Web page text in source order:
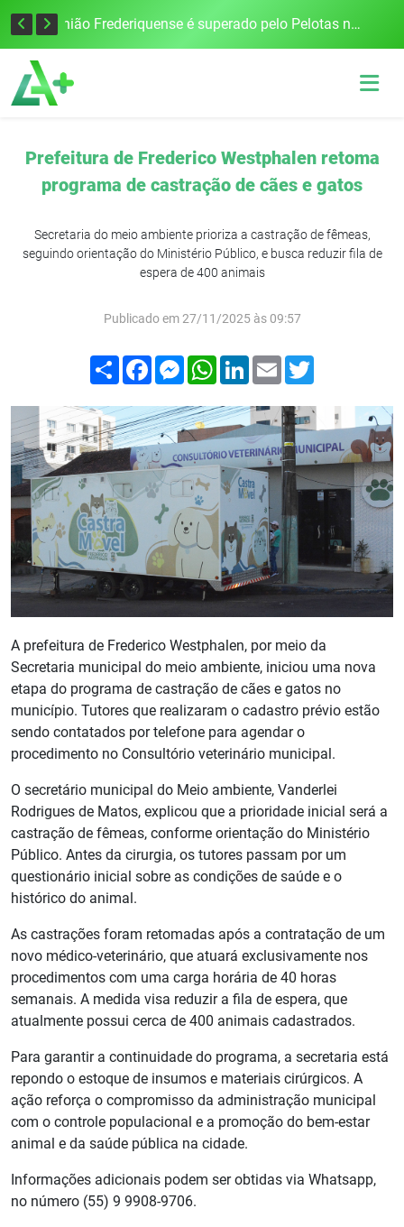
Governo Estadual e União homologam situação de emergência em Frederico Westphalen após vendaval União Frederiquense é superado pelo Pelotas na Boca do Lobo
Prefeitura de Frederico Westphalen retoma
programa de castração de cães e gatos
Secretaria do meio ambiente prioriza a castração de fêmeas,
seguindo orientação do Ministério Público, e busca reduzir fila de
espera de 400 animais
Publicado em 27/11/2025 às 09:57
Compartilhar
FacebookMessenger
WhatsApp
LinkedIn
Email
A prefeitura de Frederico Westphalen, por meio da
Secretaria municipal do meio ambiente, iniciou uma nova
etapa do programa de castração de cães e gatos no
município. Tutores que realizaram o cadastro prévio estão
sendo contatados por telefone para agendar o
procedimento no Consultório veterinário municipal.
O secretário municipal do Meio ambiente, Vanderlei
Rodrigues de Matos, explicou que a prioridade inicial será a
castração de fêmeas, conforme orientação do Ministério
Público. Antes da cirurgia, os tutores passam por um
questionário inicial sobre as condições de saúde e o
histórico do animal.
As castrações foram retomadas após a contratação de um
novo médico-veterinário, que atuará exclusivamente nos
procedimentos com uma carga horária de 40 horas
semanais. A medida visa reduzir a fila de espera, que
atualmente possui cerca de 400 animais cadastrados.
Para garantir a continuidade do programa, a secretaria está
repondo o estoque de insumos e materiais cirúrgicos. A
ação reforça o compromisso da administração municipal
com o controle populacional e a promoção do bem-estar
animal e da saúde pública na cidade.
Informações adicionais podem ser obtidas via Whatsapp,
no número (55) 9 9908-9706.